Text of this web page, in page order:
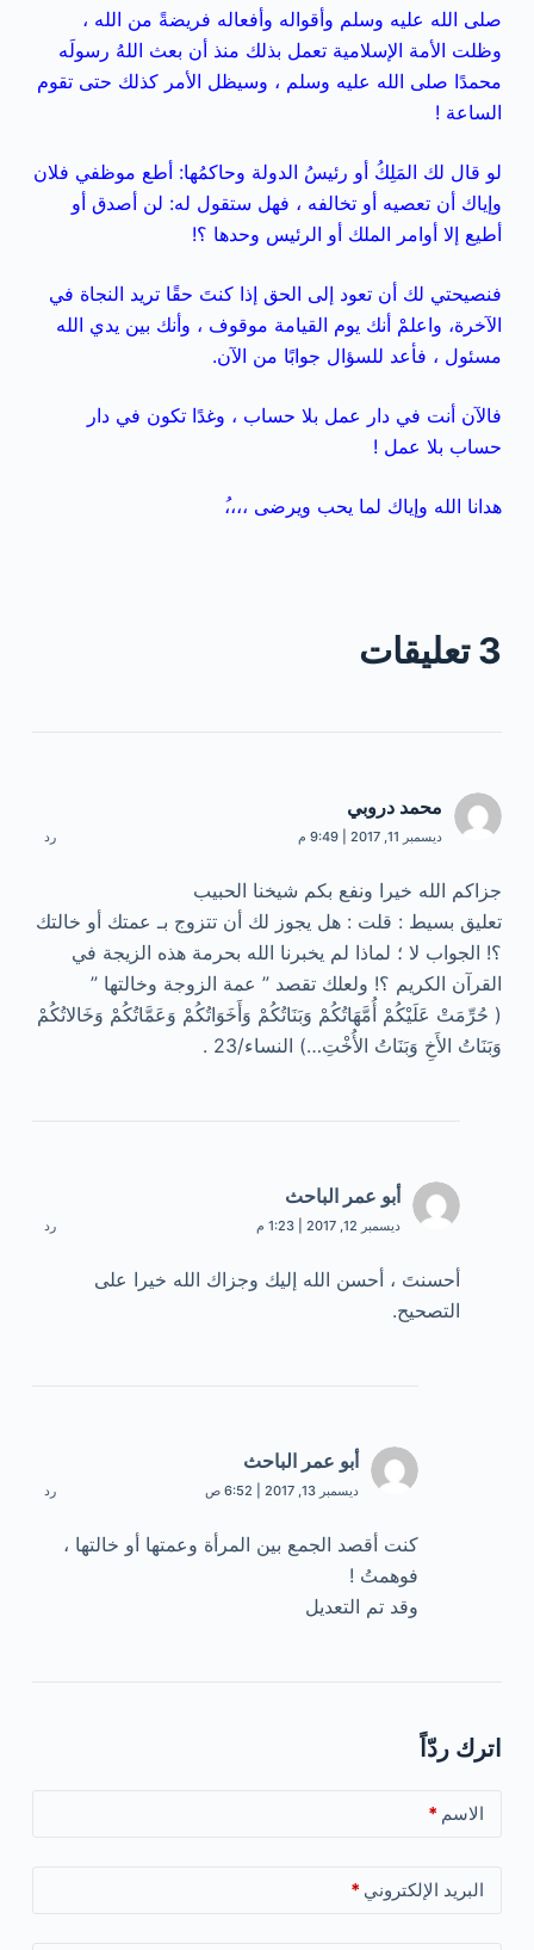
صلى الله عليه وسلم وأقواله وأفعاله فريضةً من الله ،
وظلت الأمة الإسلامية تعمل بذلك منذ أن بعث اللهُ رسولَه
محمدًا صلى الله عليه وسلم ، وسيظل الأمر كذلك حتى تقوم
الساعة !
لو قال لك المَلِكُ أو رئيسُ الدولة وحاكمُها: أطع موظفي فلان
وإياك أن تعصيه أو تخالفه ، فهل ستقول له: لن أصدق أو
أطيع إلا أوامر الملك أو الرئيس وحدها ؟!
فنصيحتي لك أن تعود إلى الحق إذا كنتَ حقًا تريد النجاة في
الآخرة، واعلمْ أنك يوم القيامة موقوف ، وأنك بين يدي الله
مسئول ، فأعد للسؤال جوابًا من الآن.
فالآن أنت في دار عمل بلا حساب ، وغدًا تكون في دار
حساب بلا عمل !
هدانا الله وإياك لما يحب ويرضى ،،،،ُ
3 تعليقات
محمد دروبي
ديسمبر 11, 2017 | 9:49 م رد
جزاكم الله خيرا ونفع بكم شيخنا الحبيب
تعليق بسيط : قلت : هل يجوز لك أن تتزوج بـ عمتك أو خالتك
؟! الجواب لا ؛ لماذا لم يخبرنا الله بحرمة هذه الزيجة في
القرآن الكريم ؟! ولعلك تقصد ” عمة الزوجة وخالتها ”
( حُرِّمَتْ عَلَيْكُمْ أُمَّهَاتُكُمْ وَبَنَاتُكُمْ وَأَخَوَاتُكُمْ وَعَمَّاتُكُمْ وَخَالاتُكُمْ
وَبَنَاتُ الأَخِ وَبَنَاتُ الأُخْتِ…) النساء/23 .
أبو عمر الباحث
ديسمبر 12, 2017 | 1:23 م رد
أحسنتَ ، أحسن الله إليك وجزاك الله خيرا على
التصحيح.
أبو عمر الباحث
ديسمبر 13, 2017 | 6:52 ص رد
كنت أقصد الجمع بين المرأة وعمتها أو خالتها ،
فوهمتُ !
وقد تم التعديل
اترك ردّاً
الاسم *
البريد الإلكتروني *